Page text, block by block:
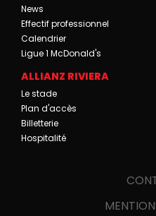
News
Effectif professionnel
Calendrier
Ligue 1 McDonald's
ALLIANZ RIVIERA
Le stade
Plan d'accès
Billetterie
Hospitalité